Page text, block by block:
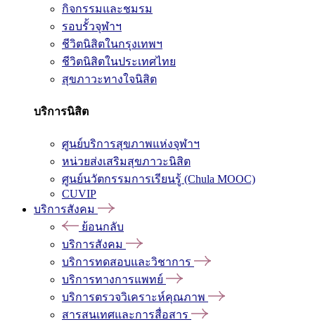
กิจกรรมและชมรม
รอบรั้วจุฬาฯ
ชีวิตนิสิตในกรุงเทพฯ
ชีวิตนิสิตในประเทศไทย
สุขภาวะทางใจนิสิต
บริการนิสิต
ศูนย์บริการสุขภาพแห่งจุฬาฯ
หน่วยส่งเสริมสุขภาวะนิสิต
ศูนย์นวัตกรรมการเรียนรู้ (Chula MOOC)
CUVIP
บริการสังคม
ย้อนกลับ
บริการสังคม
บริการทดสอบและวิชาการ
บริการทางการแพทย์
บริการตรวจวิเคราะห์คุณภาพ
สารสนเทศและการสื่อสาร